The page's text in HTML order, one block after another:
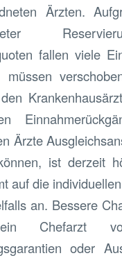
Ärzten.
fallen viele
Ärzte
ist derzeit
auf die
an. Bessere
Chefarzt
oder